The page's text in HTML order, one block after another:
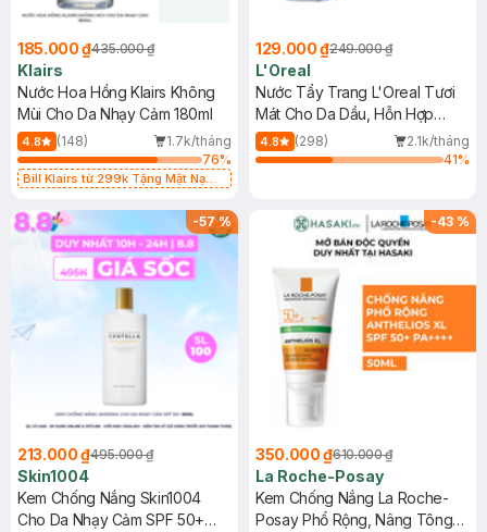
185.000 ₫435.000 ₫
Klairs
Nước Hoa Hồng Klairs Không
Mùi Cho Da Nhạy Cảm 180ml
4.8 (148)
1.7k/tháng
76%
Bill Klairs từ 299k Tặng Mặt Nạ
25ml (SL Có Hạn)
129.000 ₫249.000 ₫
L'Oreal
Nước Tẩy Trang L'Oreal Tươi
Mát Cho Da Dầu, Hỗn Hợp
400ml
4.8 (298)
2.1k/tháng
41%
-57%
213.000 ₫495.000 ₫
Skin1004
Kem Chống Nắng Skin1004
Cho Da Nhạy Cảm SPF 50+
-43 %
350.000 ₫610.000 ₫
La Roche-Posay
Kem Chống Nắng La Roche-
Posay Phổ Rộng, Nâng Tông